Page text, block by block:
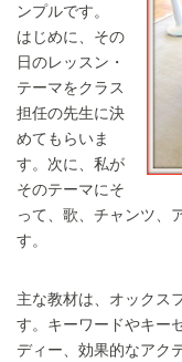
ンプルです。
はじめに、その
日のレッスン・
テーマをクラス
担任の先生に決
めてもらいま
す。次に、私が
そのテーマにそ
って、歌、チャンツ、
す。
主な教材は、オックス
す。キーワードやキー
ディー、効果的なアク